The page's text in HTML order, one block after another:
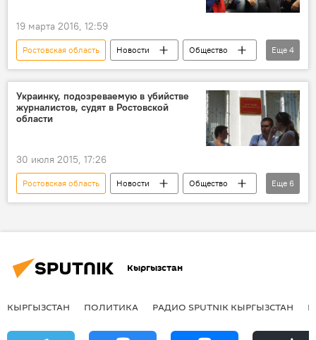
19 марта 2016, 12:59
Ростовская область Новости
Общество
В мире
самолет
крушение
Авиакатастрофа в Ростове-на-Дону, среди 62 погибших — гражданка КР
Еще 4
Украинку, подозреваемую в убийстве
журналистов, судят в Ростовской
области
30 июля 2015, 17:26
Ростовская область Новости
Общество
В мире
Украина
Еще 6
Кыргызстан
КЫРГЫЗСТАН ПОЛИТИКА РАДИО SPUTNIK КЫРГЫЗСТАН